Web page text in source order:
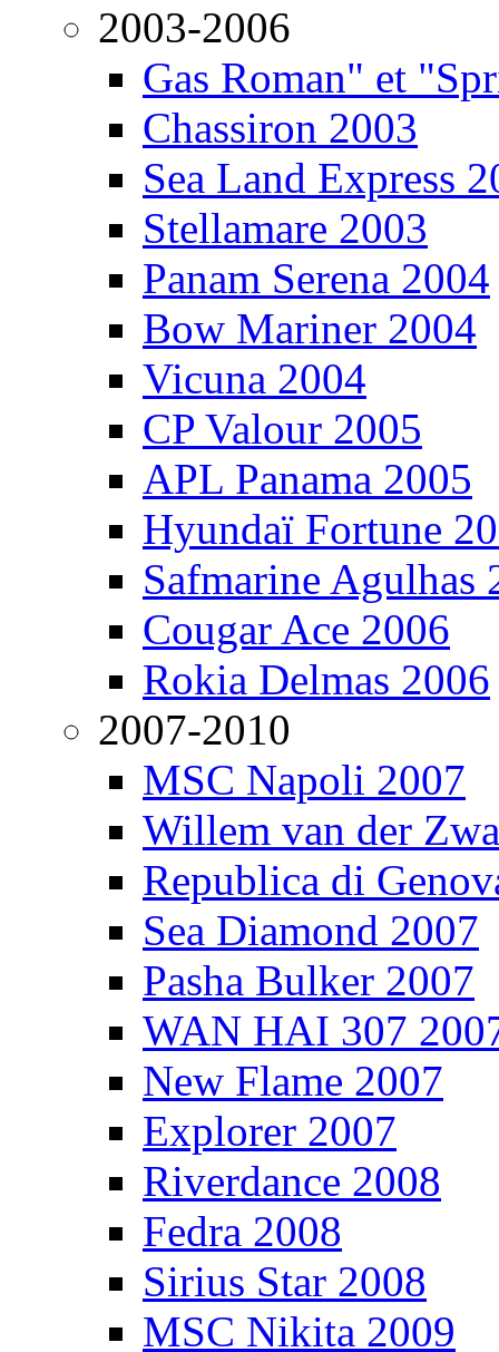
2003-2006
Gas Roman" et
Chassiron 2003
Sea Land Express
Stellamare 2003
Panam Serena 2004
Bow Mariner 2004
Vicuna 2004
CP Valour 2005
APL Panama 2005
Hyundaï Fortune
Safmarine Agulhas
Cougar Ace 2006
Rokia Delmas 2006
2007-2010
MSC Napoli 2007
Willem van der
Republica di
Sea Diamond 2007
Pasha Bulker 2007
WAN HAI 307
New Flame 2007
Explorer 2007
Riverdance 2008
Fedra 2008
Sirius Star 2008
MSC Nikita 2009